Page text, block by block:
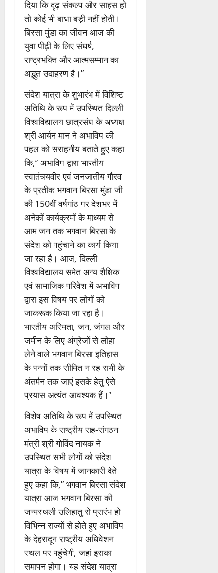
दिया कि दृढ़ संकल्प और साहस हो
तो कोई भी बाधा बड़ी नहीं होती।
बिरसा मुंडा का जीवन आज की
युवा पीढ़ी के लिए संघर्ष,
राष्ट्रभक्ति और आत्मसम्मान का
अद्भुत उदाहरण है।”
संदेश यात्रा के शुभारंभ में विशिष्ट
अतिथि के रूप में उपस्थित दिल्ली
विश्वविद्यालय छात्रसंघ के अध्यक्ष
श्री आर्यन मान ने अभाविप की
पहल को सराहनीय बताते हुए कहा
कि,” अभाविप द्वारा भारतीय
स्वातंत्र्यवीर एवं जनजातीय गौरव
के प्रतीक भगवान बिरसा मुंडा जी
की 150वीं वर्षगांठ पर देशभर में
अनेकों कार्यक्रमों के माध्यम से
आम जन तक भगवान बिरसा के
संदेश को पहुंचाने का कार्य किया
जा रहा है। आज, दिल्ली
विश्वविद्यालय समेत अन्य शैक्षिक
एवं सामाजिक परिवेश में अभाविप
द्वारा इस विषय पर लोगों को
जाकरूक किया जा रहा है।
भारतीय अस्मिता, जन, जंगल और
जमीन के लिए अंग्रेजों से लोहा
लेने वाले भगवान बिरसा इतिहास
के पन्नों तक सीमित न रह सभी के
अंतर्मन तक जाएं इसके हेतु ऐसे
प्रयास अत्यंत आवश्यक हैं।”
विशेष अतिथि के रूप में उपस्थित
अभाविप के राष्ट्रीय सह-संगठन
मंत्री श्री गोविंद नायक ने
उपस्थित सभी लोगों को संदेश
यात्रा के विषय में जानकारी देते
हुए कहा कि,” भगवान बिरसा संदेश
यात्रा आज भगवान बिरसा की
जन्मस्थली उलिहातु से प्रारंभ हो
विभिन्न राज्यों से होते हुए अभाविप
के देहरादून राष्ट्रीय अधिवेशन
स्थल पर पहुंचेगी, जहां इसका
समापन होगा। यह संदेश यात्रा